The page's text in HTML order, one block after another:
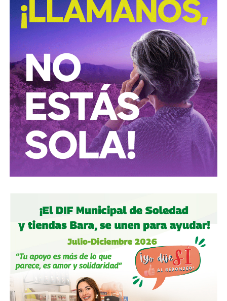
“respete al peatón”?
A mis colegas de los medios: falta para el 2027, no
empecemos desde ya a
querer caerle mejor al que
todavía no saben si va a seguir en el poder , hagamos
periodismo útil, no crítica en busca de likes.
Conductores:respeten al peatón.Peatones: no usen el
móvil mientras cruzan las calles, ni intenten ganarle al
semáforo.Ciclistas:
hay solo 3 ciclovías, pero usémoslas
correctamente.
Autoridades:hagan su trabajo, pero háganlo bien, y no
descuiden lo que hicieron antes por centrarse solo en
personas se sientan más seguras entrando a un parque
bajo su cuidado, para evitar accidentes en una calle, de una
ciudad que también es parte del estado.
Gobierno municipal:no se apresuren por hacer cosas
solo de cara a la contienda electoral, échenle ganas y
háganlas bien, respeten los tiempos, informen
oportunamente a los usuarios de las vialidades.